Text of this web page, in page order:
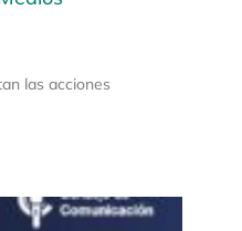
las acciones